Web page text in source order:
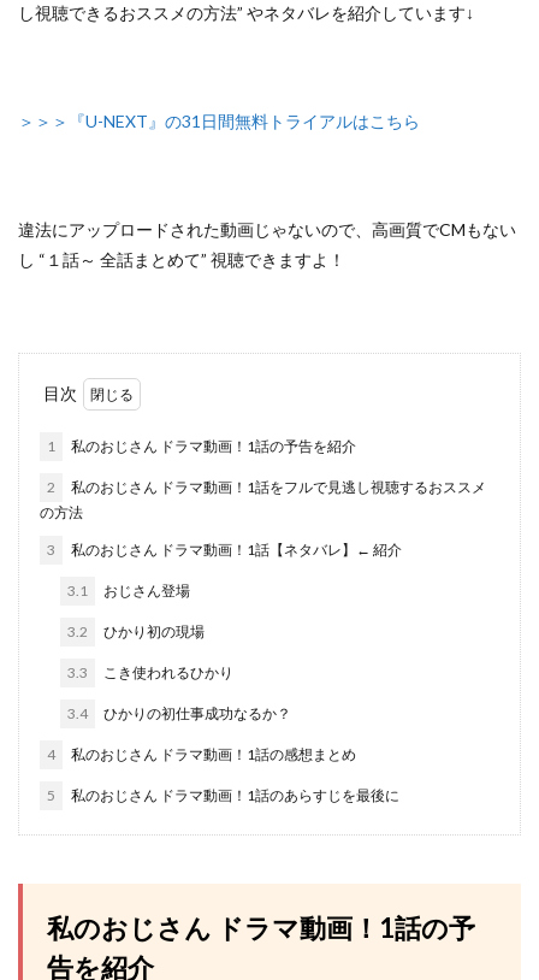
し視聴できるおススメの方法” やネタバレを紹介しています↓
＞＞＞『U-NEXT』の31日間無料トライアルはこちら
違法にアップロードされた動画じゃないので 、高画質でCMもない
し “１話～ 全話まとめて” 視聴できますよ！
目次
1 私のおじさん ドラマ動画！1話の予告を紹介
2
私のおじさん ドラマ動画！1話をフルで見逃し視聴するおススメ
の方法
3 私のおじさん ドラマ動画！1話【ネタバレ】← 紹介
3.1 おじさん登場
3.2 ひかり初の現場
3.3 こき使われるひかり
3.4 ひかりの初仕事成功なるか？
4 私のおじさん ドラマ動画！1話の感想まとめ
5 私のおじさん ドラマ動画！1話のあらすじを最後に
私のおじさん ドラマ動画！1話の予
告を紹介